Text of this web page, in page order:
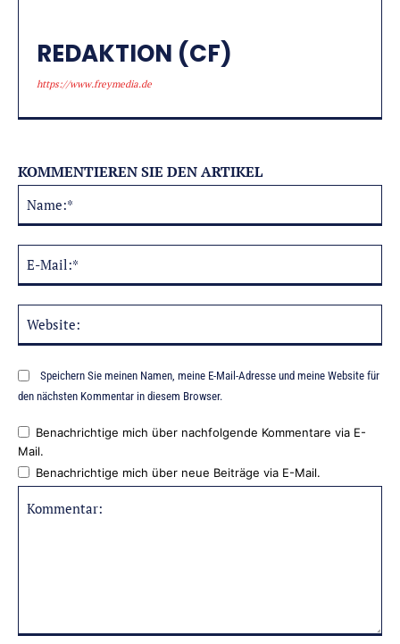
REDAKTION (CF)
https://www.freymedia.de
KOMMENTIEREN SIE DEN ARTIKEL
Speichern Sie meinen Namen, meine E-Mail-Adresse und meine Website für
den nächsten Kommentar in diesem Browser.
Benachrichtige mich über nachfolgende Kommentare via E-
Mail.
Benachrichtige mich über neue Beiträge via E-Mail.